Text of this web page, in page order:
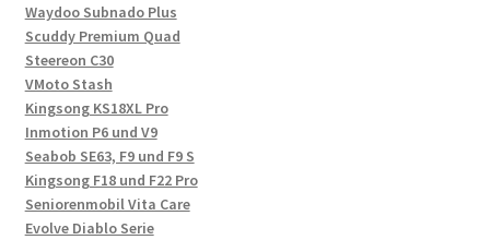
Waydoo Subnado Plus
Scuddy Premium Quad
Steereon C30
VMoto Stash
Kingsong KS18XL Pro
Inmotion P6 und V9
Seabob SE63, F9 und F9 S
Kingsong F18 und F22 Pro
Seniorenmobil Vita Care
Evolve Diablo Serie